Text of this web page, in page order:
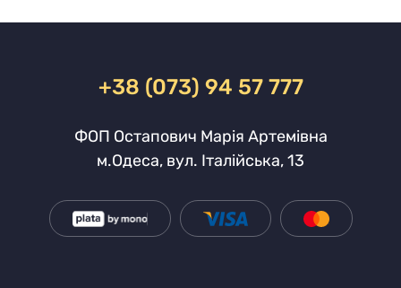
+38 (073) 94 57 777
ФОП Остапович Марія Артемівна
м.Одеса, вул. Італійська, 13